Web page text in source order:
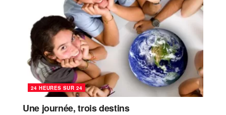
24 HEURES SUR 24
Une journée, trois destins